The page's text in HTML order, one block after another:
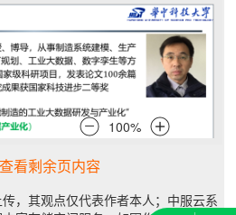
看剩余页内容
，其观点仅代表作者本人；中服云系